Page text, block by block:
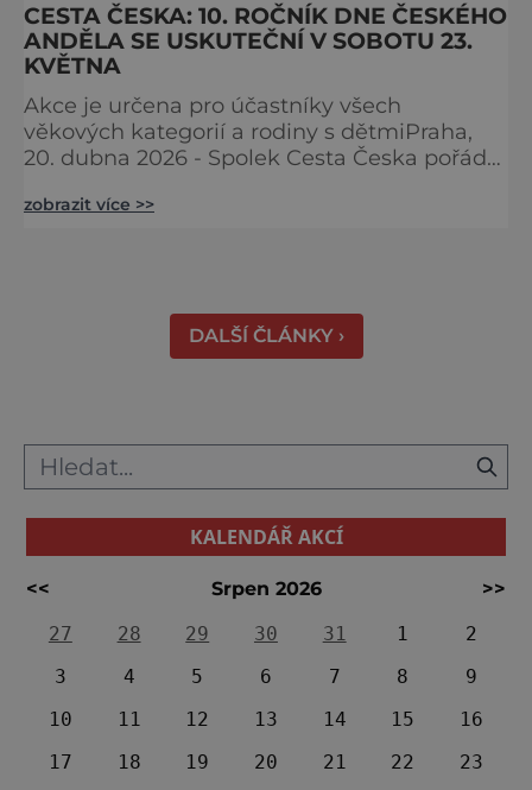
CESTA ČESKA: 10. ROČNÍK DNE ČESKÉHO
ANDĚLA SE USKUTEČNÍ V SOBOTU 23.
KVĚTNA
Akce je určena pro účastníky všech
věkových kategorií a rodiny s dětmiPraha,
20. dubna 2026 - Spolek Cesta Česka pořádá
Akce se uskuteční v sobotu 23. května 2026
následně připraven bohatý doprovodný
program. Akce je určena široké veřejnost
zobrazit více >>
DALŠÍ ČLÁNKY ›
KALENDÁŘ AKCÍ
<< Srpen 2026
>>
27
28 29 30 31 1
2
3
4 5 6 7 8
9
10
11 12 13 14 15
16
17
18 19 20 21 22
23